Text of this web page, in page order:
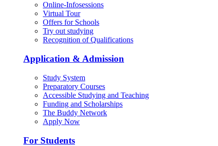
Online-Infosessions
Virtual Tour
Offers for Schools
Try out studying
Recognition of Qualifications
Application & Admission
Study System
Preparatory Courses
Accessible Studying and Teaching
Funding and Scholarships
The Buddy Network
Apply Now
For Students